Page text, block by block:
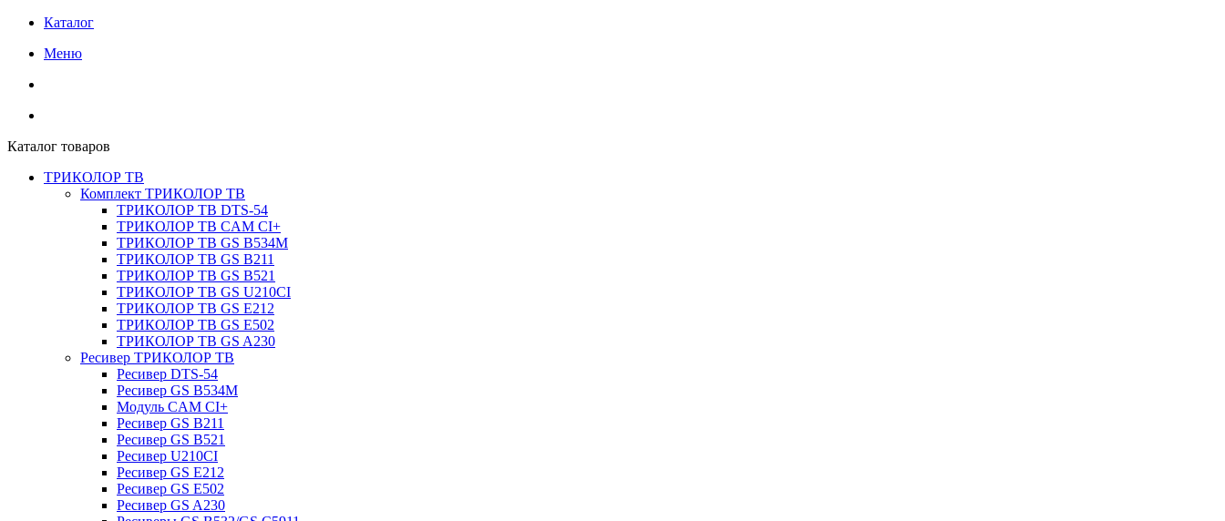
Каталог
Меню
Каталог товаров
ТРИКОЛОР ТВ
Комплект ТРИКОЛОР ТВ
ТРИКОЛОР ТВ DTS-54
ТРИКОЛОР ТВ CAM CI+
ТРИКОЛОР ТВ GS B534M
ТРИКОЛОР ТВ GS B211
ТРИКОЛОР ТВ GS B521
ТРИКОЛОР ТВ GS U210CI
ТРИКОЛОР ТВ GS E212
ТРИКОЛОР ТВ GS E502
ТРИКОЛОР ТВ GS A230
Ресивер ТРИКОЛОР ТВ
Ресивер DTS-54
Ресивер GS B534M
Модуль CAM CI+
Ресивер GS B211
Ресивер GS B521
Ресивер U210CI
Ресивер GS E212
Ресивер GS E502
Ресивер GS A230